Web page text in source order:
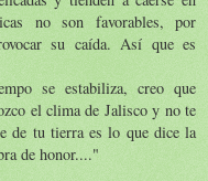
no son favorables, por
su caída. Así que es
se estabiliza, creo que
el clima de Jalisco y no te
de tu tierra es lo que dice la
de honor...."